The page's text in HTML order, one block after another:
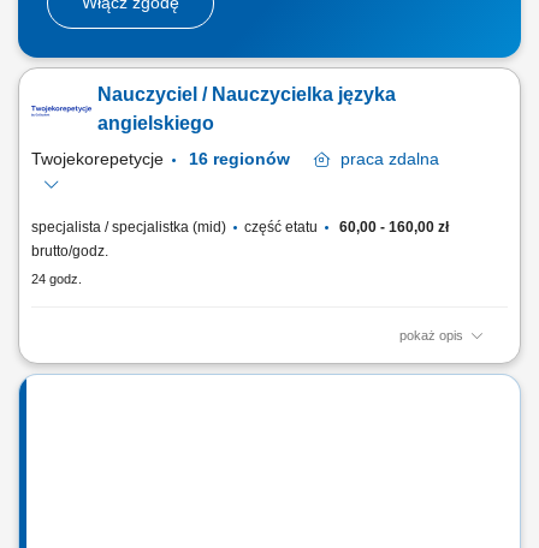
Nauczyciel / Nauczycielka języka
angielskiego
Twojekorepetycje praca zdalna
specjalista / specjalistka (mid) część etatu
60,00 - 160,00 zł
brutto/godz.
24 godz.
pokaż opis
Opis stanowiska Prowadzenie lekcji języka angielskiego dla dzieci,